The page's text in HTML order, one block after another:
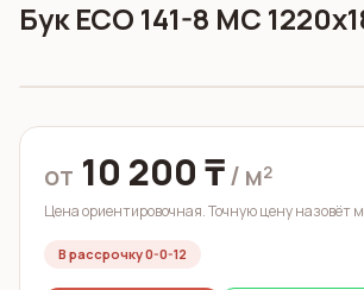
Бук ECO 141-8 MC
от 10 200 ₸/ м²
Цена ориентировочная. Точную цену назовёт
В рассрочку 0-0-12